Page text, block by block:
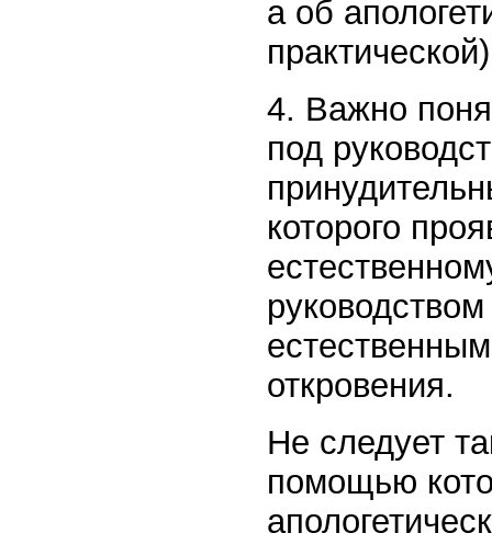
а об
4. Важно
под
которого
откровения.
Не следует
помощью